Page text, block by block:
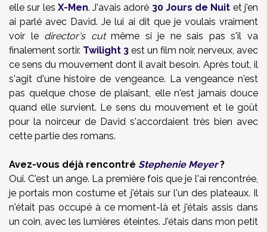
elle sur les X-Men. J'avais adoré 30 Jours de Nuit et j'en
ai parlé avec David. Je lui ai dit que je voulais vraiment
voir le director's cutmême si je ne sais pas s'il va
finalement sortir. Twilight 3 est un film noir, nerveux, avec
ce sens du mouvement dont il avait besoin. Après tout, il
s'agit d'une histoire de vengeance. La vengeance n'est
pas quelque chose de plaisant, elle n'est jamais douce
quand elle survient. Le sens du mouvement et le goût
pour la noirceur de David s'accordaient très bien avec
cette partie des romans.
Avez-vous déjà rencontré Stephenie Meyer?
Oui. C'est un ange. La première fois que je l'ai rencontrée,
je portais mon costume et j'étais sur l'un des plateaux. Il
n'était pas occupé à ce moment-là et j'étais assis dans
un coin, avec les lumières éteintes. J'étais dans mon petit